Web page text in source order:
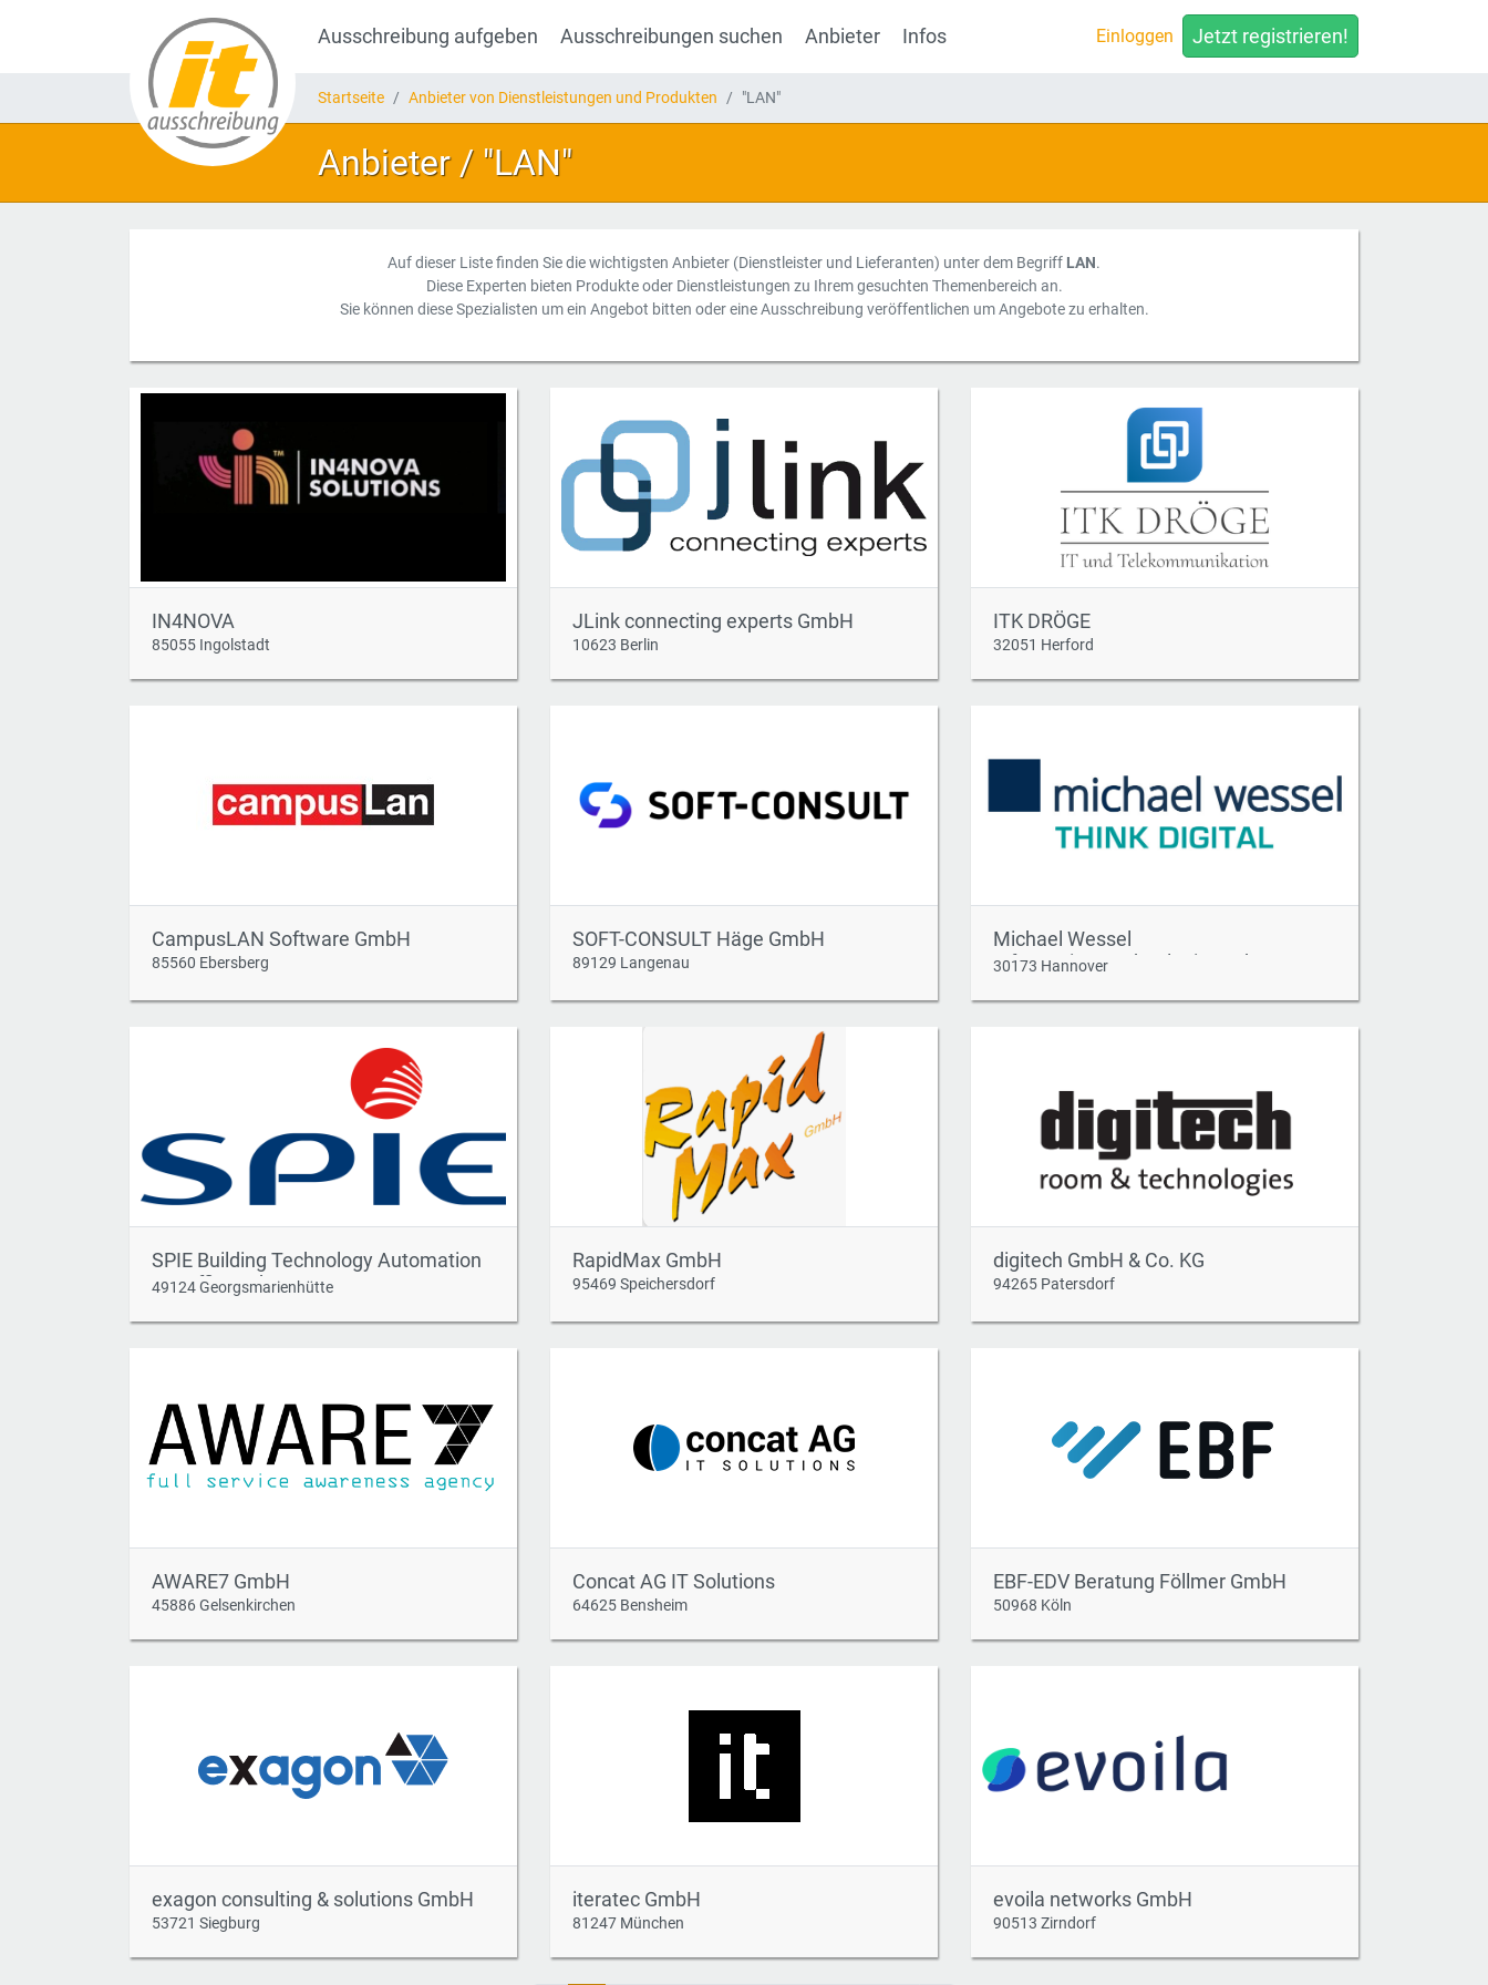
Ausschreibung aufgeben Ausschreibungen suchen Anbieter Infos Einloggen Jetzt registrieren!
Startseite Anbieter von Dienstleistungen und Produkten "LAN"
Anbieter / "LAN"
Auf dieser Liste finden Sie die wichtigsten Anbieter (Dienstleister und Lieferanten) unter dem Begriff LAN.
Diese Experten bieten Produkte oder Dienstleistungen zu Ihrem gesuchten Themenbereich an.
Sie können diese Spezialisten um ein Angebot bitten oder eine Ausschreibung veröffentlichen um Angebote zu erhalten.
IN4NOVA
85055 Ingolstadt
JLink connecting experts GmbH
10623 Berlin
ITK DRÖGE
32051 Herford
CampusLAN Software GmbH
85560 Ebersberg
SOFT-CONSULT Häge GmbH
89129 Langenau
Michael Wessel
Informationstechnologie GmbH
30173 Hannover
SPIE Building Technology Automation
& Traffic GmbH
49124 Georgsmarienhütte
RapidMax GmbH
95469 Speichersdorf
digitech GmbH & Co. KG
94265 Patersdorf
AWARE7 GmbH
45886 Gelsenkirchen
Concat AG IT Solutions
64625 Bensheim
EBF-EDV Beratung Föllmer GmbH
50968 Köln
exagon consulting & solutions GmbH
53721 Siegburg
iteratec GmbH
81247 München
evoila networks GmbH
90513 Zirndorf